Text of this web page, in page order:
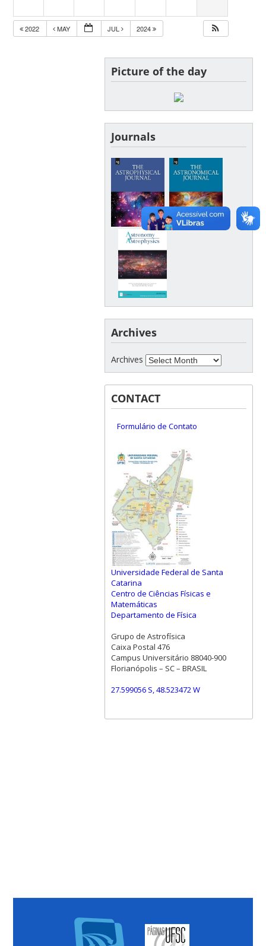
2022 MAY JUL 2024
Picture of the day
Journals
Archives
Archives
CONTACT
Formulário de Contato
Universidade Federal de Santa
Catarina
Centro de Ciências Físicas e
Matemáticas
Departamento de Física
Grupo de Astrofísica
Caixa Postal 476
Campus Universitário 88040-900
Florianópolis – SC – BRASIL
27.599056 S, 48.523472 W